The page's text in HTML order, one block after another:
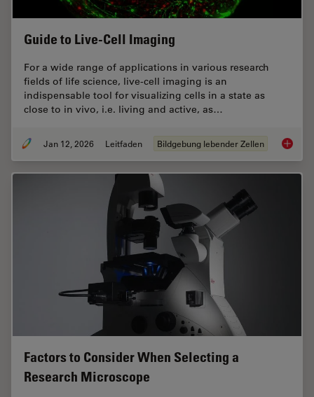
Guide to Live-Cell Imaging
For a wide range of applications in various research
fields of life science, live-cell imaging is an
indispensable tool for visualizing cells in a state as
close to in vivo, i.e. living and active, as…
Jan 12, 2026 Leitfaden Bildgebung lebender Zellen Guide
Factors to Consider When Selecting a
Research Microscope